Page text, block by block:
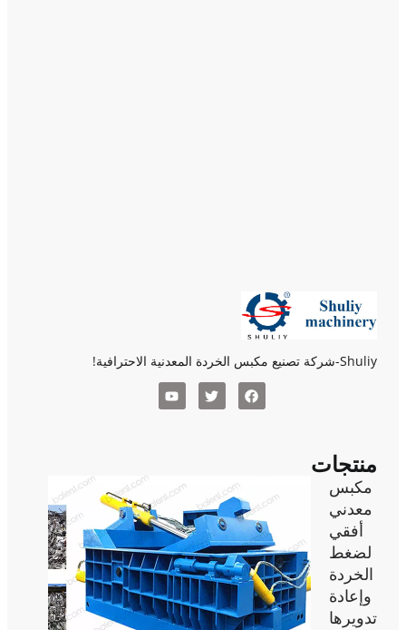
Shuliy-شركة تصنيع مكبس الخردة المعدنية الاحترافية!
منتجات
مكبس
معدني
أفقي
لضغط
الخردة
وإعادة
تدويرها